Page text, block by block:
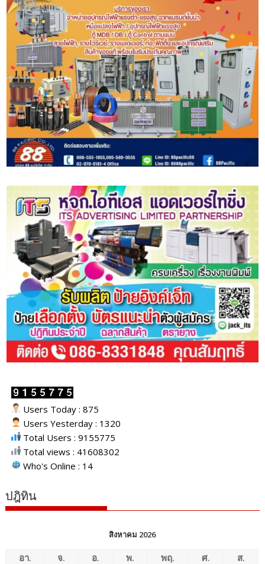
Users Today : 875
Users Yesterday : 1320
Total Users : 9155775
Total views : 41608302
Who's Online : 14
ปฎิทิน
สิงหาคม 2026
อา. จ. อ. พ. พฤ. ศ.
ส.